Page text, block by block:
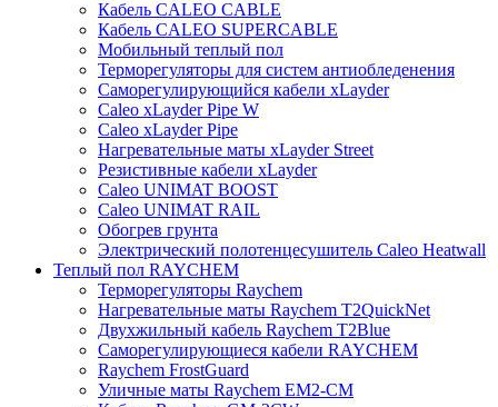
Кабель CALEO CABLE
Кабель CALEO SUPERCABLE
Мобильный теплый пол
Терморегуляторы для систем антиобледенения
Саморегулирующийся кабели xLayder
Caleo xLayder Pipe W
Caleo xLayder Pipe
Нагревательные маты xLayder Street
Резистивные кабели xLayder
Caleo UNIMAT BOOST
Caleo UNIMAT RAIL
Обогрев грунта
Электрический полотенцесушитель Caleo Heatwall
Теплый пол RAYCHEM
Терморегуляторы Raychem
Нагревательные маты Raychem T2QuickNet
Двухжильный кабель Raychem T2Blue
Саморегулирующиеся кабели RAYCHEM
Raychem FrostGuard
Уличные маты Raychem EM2-CM